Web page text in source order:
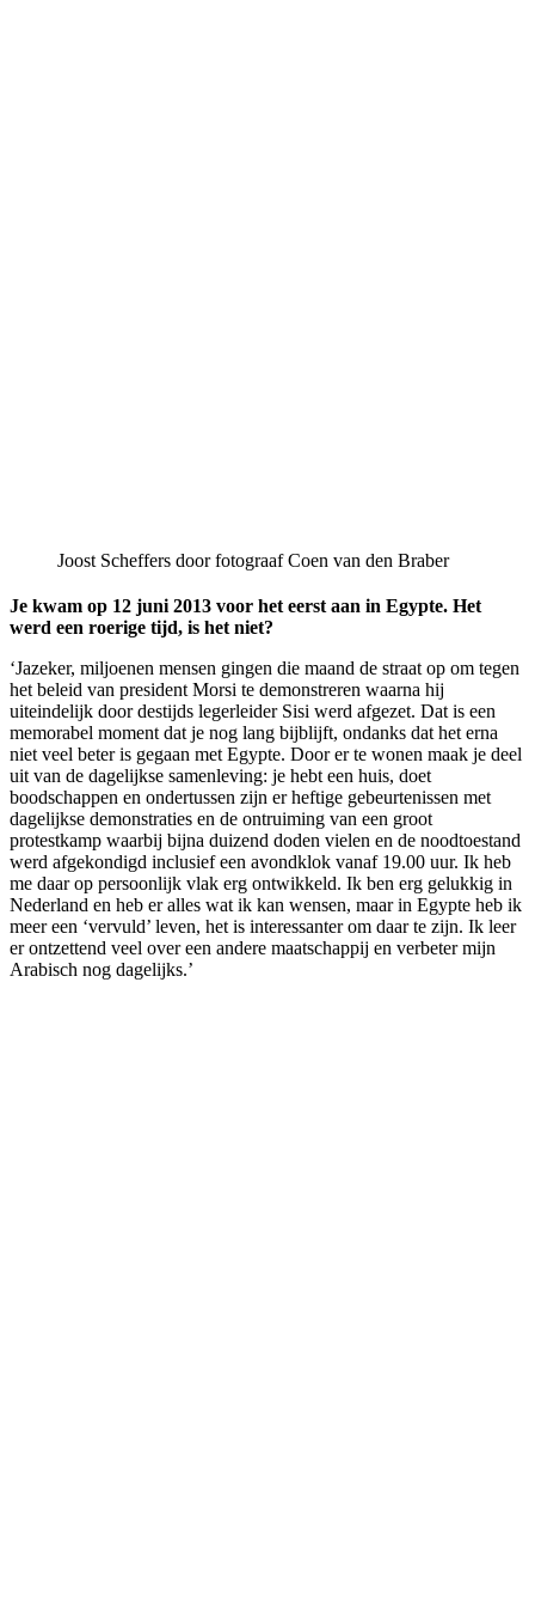
Joost Scheffers door fotograaf Coen van den Braber
Je kwam op 12 juni 2013 voor het eerst aan in Egypte. Het
werd een roerige tijd, is het niet?
‘Jazeker, miljoenen mensen gingen die maand de straat op om tegen
het beleid van president Morsi te demonstreren waarna hij
uiteindelijk door destijds legerleider Sisi werd afgezet. Dat is een
memorabel moment dat je nog lang bijblijft, ondanks dat het erna
niet veel beter is gegaan met Egypte. Door er te wonen maak je deel
uit van de dagelijkse samenleving: je hebt een huis, doet
boodschappen en ondertussen zijn er heftige gebeurtenissen met
dagelijkse demonstraties en de ontruiming van een groot
protestkamp waarbij bijna duizend doden vielen en de noodtoestand
werd afgekondigd inclusief een avondklok vanaf 19.00 uur. Ik heb
me daar op persoonlijk vlak erg ontwikkeld. Ik ben erg gelukkig in
Nederland en heb er alles wat ik kan wensen, maar in Egypte heb ik
meer een ‘vervuld’ leven, het is interessanter om daar te zijn. Ik leer
er ontzettend veel over een andere maatschappij en verbeter mijn
Arabisch nog dagelijks.’